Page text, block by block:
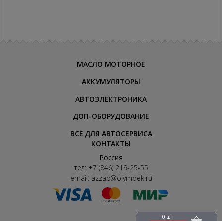
МАСЛО МОТОРНОЕ
АККУМУЛЯТОРЫ
АВТОЭЛЕКТРОНИКА
ДОП-ОБОРУДОВАНИЕ
ВСЁ ДЛЯ АВТОСЕРВИСА
КОНТАКТЫ
Россия
тел: +7 (846) 219-25-55
email: azzap@olympek.ru
0 шт.